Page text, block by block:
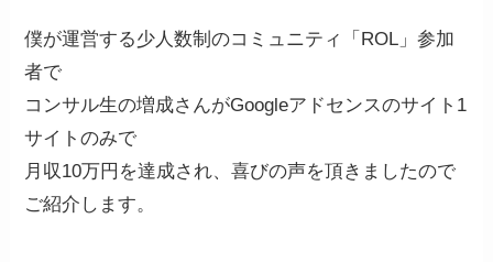
僕が運営する少人数制のコミュニティ「ROL」参加
者で
コンサル生の増成さんがGoogleアドセンスのサイト1
サイトのみで
月収10万円を達成され、喜びの声を頂きましたので
ご紹介します。